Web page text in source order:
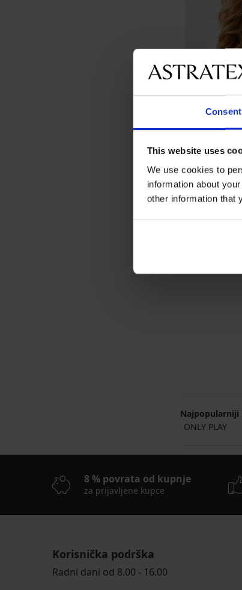
Consent
This website uses
We use cookies to
information about
other information that
-20%
Najpopularniji
ONLY PLAY
8 % povrata od kupnje
za prijavljene kupce
Korisnička podrška
Radni dani od 8.00 - 16.00